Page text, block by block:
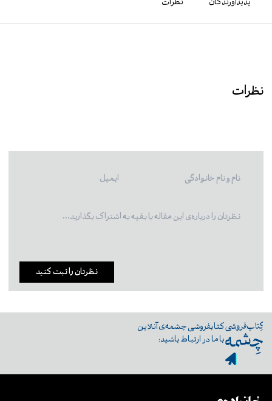
پدیدآورندگان نظرات
نظرات
نظرتان را ثبت کنید
کتابفروشی چشمه‌ی آنلاین
با ما در ارتباط باشید: